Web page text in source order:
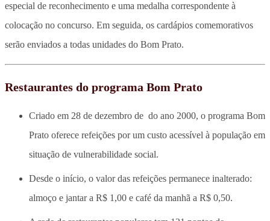
especial de reconhecimento e uma medalha correspondente à
colocação no concurso. Em seguida, os cardápios comemorativos
serão enviados a todas unidades do Bom Prato.
Restaurantes do programa Bom Prato
Criado em 28 de dezembro de do ano 2000, o programa Bom
Prato oferece refeições por um custo acessível à população em
situação de vulnerabilidade social.
Desde o início, o valor das refeições permanece inalterado:
almoço e jantar a R$ 1,00 e café da manhã a R$ 0,50.